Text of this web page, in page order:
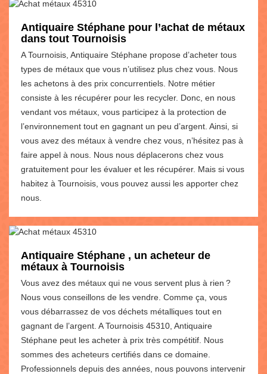
Antiquaire Stéphane pour l’achat de métaux
dans tout Tournoisis
A Tournoisis, Antiquaire Stéphane propose d’acheter tous
types de métaux que vous n’utilisez plus chez vous. Nous
les achetons à des prix concurrentiels. Notre métier
consiste à les récupérer pour les recycler. Donc, en nous
vendant vos métaux, vous participez à la protection de
l’environnement tout en gagnant un peu d’argent. Ainsi, si
vous avez des métaux à vendre chez vous, n’hésitez pas à
faire appel à nous. Nous nous déplacerons chez vous
gratuitement pour les évaluer et les récupérer. Mais si vous
habitez à Tournoisis, vous pouvez aussi les apporter chez
nous.
Antiquaire Stéphane , un acheteur de
métaux à Tournoisis
Vous avez des métaux qui ne vous servent plus à rien ?
Nous vous conseillons de les vendre. Comme ça, vous
vous débarrassez de vos déchets métalliques tout en
gagnant de l’argent. A Tournoisis 45310, Antiquaire
Stéphane peut les acheter à prix très compétitif. Nous
sommes des acheteurs certifiés dans ce domaine.
Professionnels depuis des années, nous pouvons intervenir